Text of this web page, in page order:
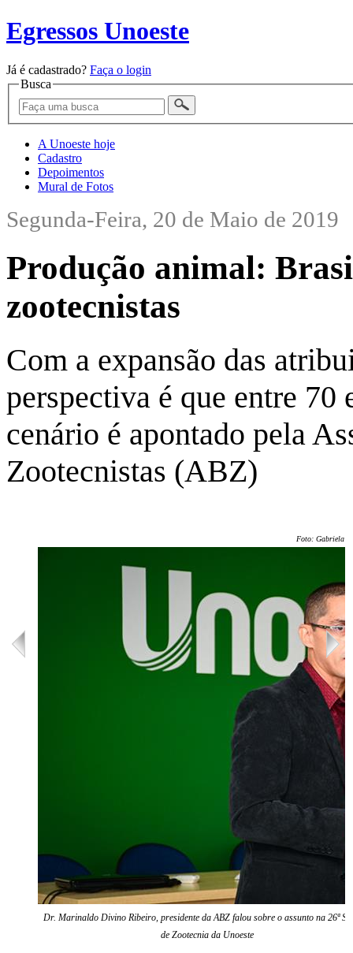
Egressos Unoeste
Já é cadastrado? Faça o login
Busca
A Unoeste hoje
Cadastro
Depoimentos
Mural de Fotos
Segunda-Feira, 20 de Maio de 2019
Produção animal:
zootecnistas
Com a expansão das
perspectiva é que entre 70
cenário é apontado pela
Zootecnistas (ABZ)
Foto: Gabriela
Dr. Marinaldo Divino Ribeiro, presidente da ABZ falou sobre o assunto na 26ª
de Zootecnia da Unoeste